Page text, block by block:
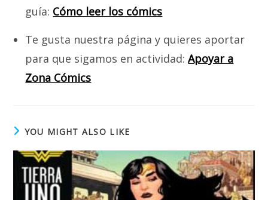
guía: Cómo leer los cómics
Te gusta nuestra página y quieres aportar
para que sigamos en actividad:Apoyar a
Zona Cómics
YOU MIGHT ALSO LIKE